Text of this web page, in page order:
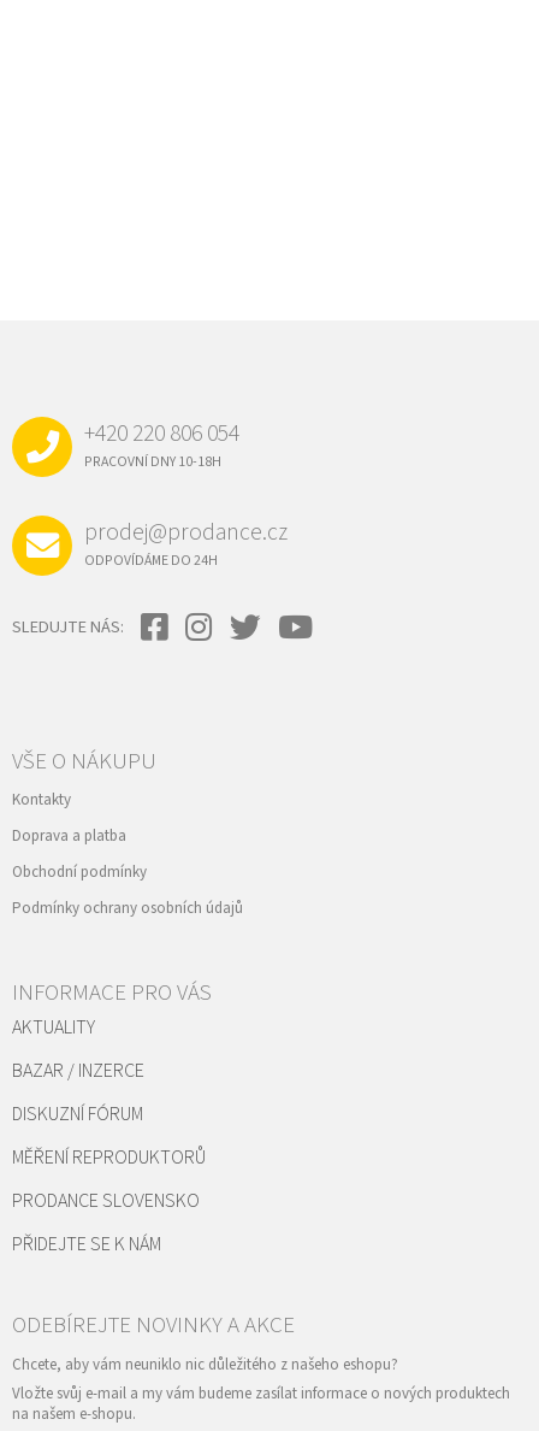
+420 220 806 054
PRACOVNÍ DNY 10-18H
prodej@prodance.cz
ODPOVÍDÁME DO 24H
SLEDUJTE NÁS:
VŠE O NÁKUPU
Kontakty
Doprava a platba
Obchodní podmínky
Podmínky ochrany osobních údajů
INFORMACE PRO VÁS
AKTUALITY
BAZAR / INZERCE
DISKUZNÍ FÓRUM
MĚŘENÍ REPRODUKTORŮ
PRODANCE SLOVENSKO
PŘIDEJTE SE K NÁM
Vložte svůj e-mail a my vám budeme zasílat informace o nových produktech
na našem e-shopu.